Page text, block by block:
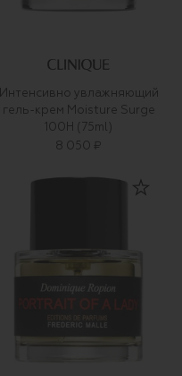
Интенсивно увлажняющий
гель-крем Moisture Surge
100H (75ml)
8 050 ₽